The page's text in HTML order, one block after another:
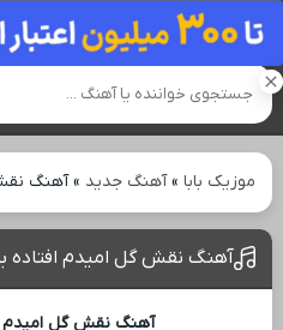
موزیک بابا»آهنگ جدید »آهنگ
آهنگ نقش گل امیدم افتاده
آهنگ نقش گل امیدم